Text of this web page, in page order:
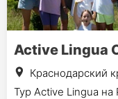
Active Lingua
Краснодарский
Тур Active Lingua